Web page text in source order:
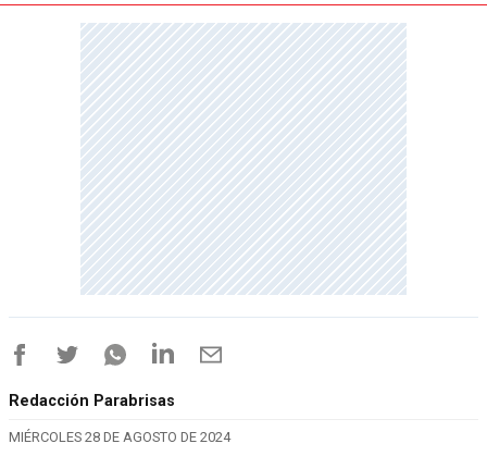
Redacción Parabrisas
MIÉRCOLES 28 DE AGOSTO DE 2024